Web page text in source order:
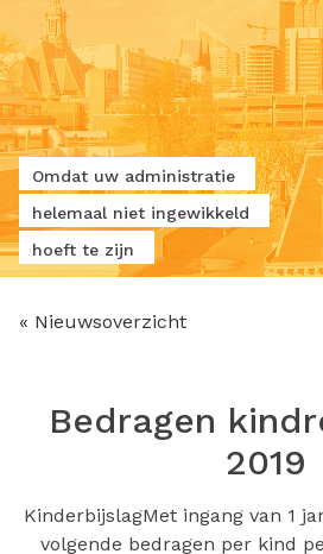
Omdat uw administratie
helemaal niet ingewikkeld
hoeft te zijn
« Nieuwsoverzicht
Bedragen
2019
KinderbijslagMet ingang van 1
volgende bedragen per kind